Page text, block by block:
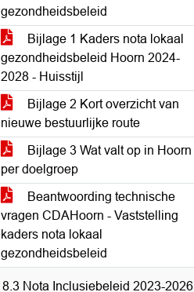
gezondheidsbeleid
Bijlage 1 Kaders nota lokaal
gezondheidsbeleid Hoorn 2024-
2028 - Huisstijl
Bijlage 2 Kort overzicht van
nieuwe bestuurlijke route
Bijlage 3 Wat valt op in Hoorn
per doelgroep
Beantwoording technische
vragen CDAHoorn - Vaststelling
kaders nota lokaal
gezondheidsbeleid
8.3 Nota Inclusiebeleid 2023-2026